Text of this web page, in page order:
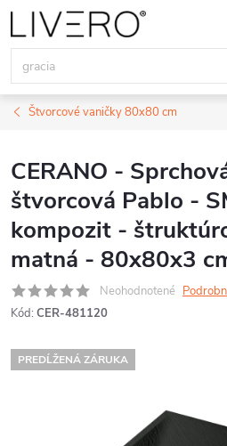
Prejsť
na
obsah
Štvorcové vaničky 80x80 cm
CERANO -
štvorcová Pablo -
kompozit -
matná - 80x80x3
Neohodnotené
Kód: CER-481120
PREDĹŽENÁ ZÁRUKA